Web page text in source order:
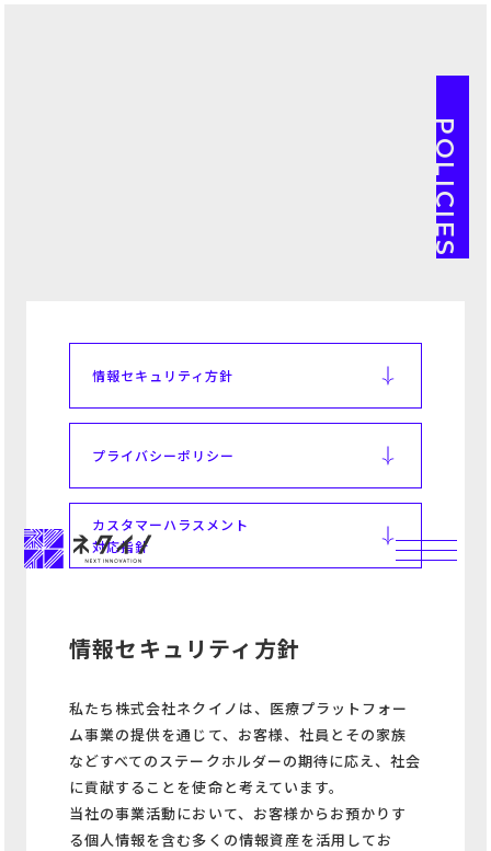
POLICIES
情報セキュリティ方針
プライバシーポリシー
カスタマーハラスメント
対応指針
情報セキュリティ方針
私たち株式会社ネクイノは、医療プラットフォー
ム事業の提供を通じて、お客様、社員とその家族
などすべてのステークホルダーの期待に応え、社会
に貢献することを使命と考えています。
当社の事業活動において、お客様からお預かりす
る個人情報を含む多くの情報資産を活用してお